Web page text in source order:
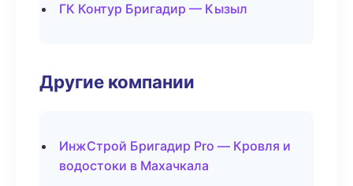
ГК Контур Бригадир — Кызыл
Другие компании
ИнжСтрой Бригадир Pro — Кровля и
водостоки в Махачкала